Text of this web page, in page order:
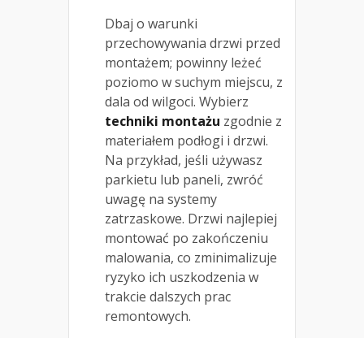
Dbaj o warunki
przechowywania drzwi przed
montażem; powinny leżeć
poziomo w suchym miejscu, z
dala od wilgoci. Wybierz
techniki montażu zgodnie z
materiałem podłogi i drzwi.
Na przykład, jeśli używasz
parkietu lub paneli, zwróć
uwagę na systemy
zatrzaskowe. Drzwi najlepiej
montować po zakończeniu
malowania, co zminimalizuje
ryzyko ich uszkodzenia w
trakcie dalszych prac
remontowych.